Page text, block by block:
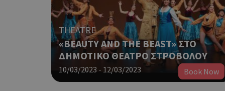
THEATRE
«BEAUTY AND THE BEAST» ΣΤΟ
ΔΗΜΟΤΙΚΟ ΘΕΑΤΡΟ ΣΤΡΟΒΟΛΟΥ
10/03/2023 - 12/03/2023 Book Now
Ονοματεπώνυμο
G_ENABLED_IDPS
PHPSESSID